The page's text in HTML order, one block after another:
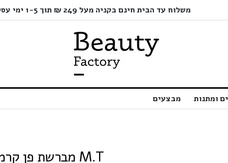
משלוח עד הבית חינם בקניה מעל 249 ₪ תוך 1-5 ימי עסקים בלבד!
ומתנות מבצעים
M.T מברשת פן קרמית 25 מ"מ | מיטל עיצובים